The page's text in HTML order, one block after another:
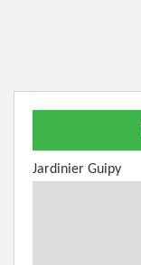
Jardinier Guipy